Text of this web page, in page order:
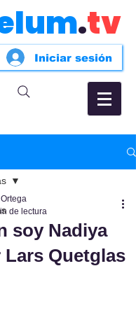
.tv
Iniciar sesión
soy Nadiya
Lars Quetglas
de lectura